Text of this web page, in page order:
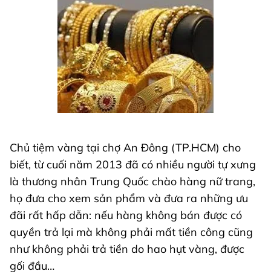
Chủ tiệm vàng tại chợ An Đông (TP.HCM) cho
biết, từ cuối năm 2013 đã có nhiều người tự xưng
là thương nhân Trung Quốc chào hàng nữ trang,
họ đưa cho xem sản phẩm và đưa ra những ưu
đãi rất hấp dẫn: nếu hàng không bán được có
quyền trả lại mà không phải mất tiền công cũng
như không phải trả tiền do hao hụt vàng, được
gối đầu…